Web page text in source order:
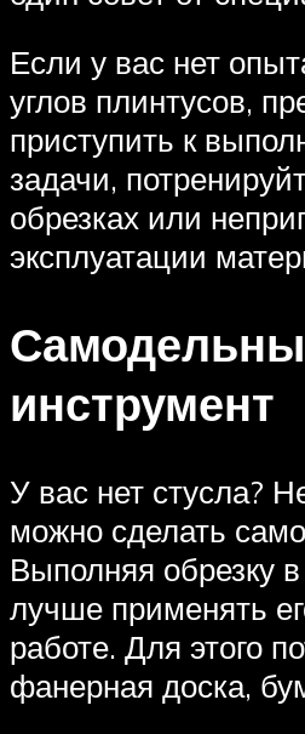
Если у вас нет
углов плинтусов,
приступить к
задачи,
обрезках или
эксплуатации
инструмент
У вас нет стусла?
можно сделать
Выполняя обрезку
лучше применять
работе. Для этого
фанерная доска,